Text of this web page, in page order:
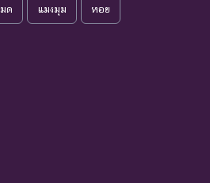
มด แมงมุม หอย